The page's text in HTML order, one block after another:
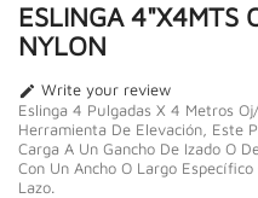
ESLINGA 4"X4MTS
NYLON
 Write your review
Eslinga 4 Pulgadas X 4 Metros
Herramienta De Elevación, Este
Carga A Un Gancho De Izado O
Con Un Ancho O Largo
Lazo.